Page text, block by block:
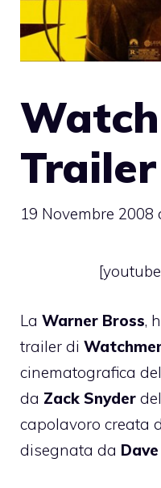
Trailer
19 Novembre 2008
La Warner Bross,
trailer di
cinematografica
da Zack Snyder
capolavoro creata
disegnata da